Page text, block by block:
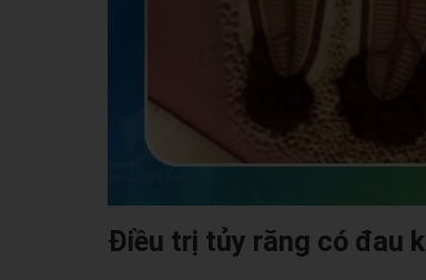
Điều trị tủy răng có đau